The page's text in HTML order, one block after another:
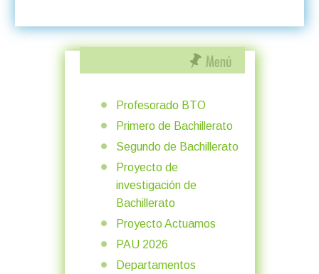
Profesorado BTO
Primero de Bachillerato
Segundo de Bachillerato
Proyecto de
investigación de
Bachillerato
Proyecto Actuamos
PAU 2026
Departamentos